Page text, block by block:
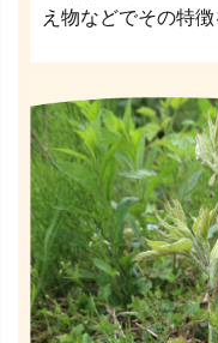
え物などでその特